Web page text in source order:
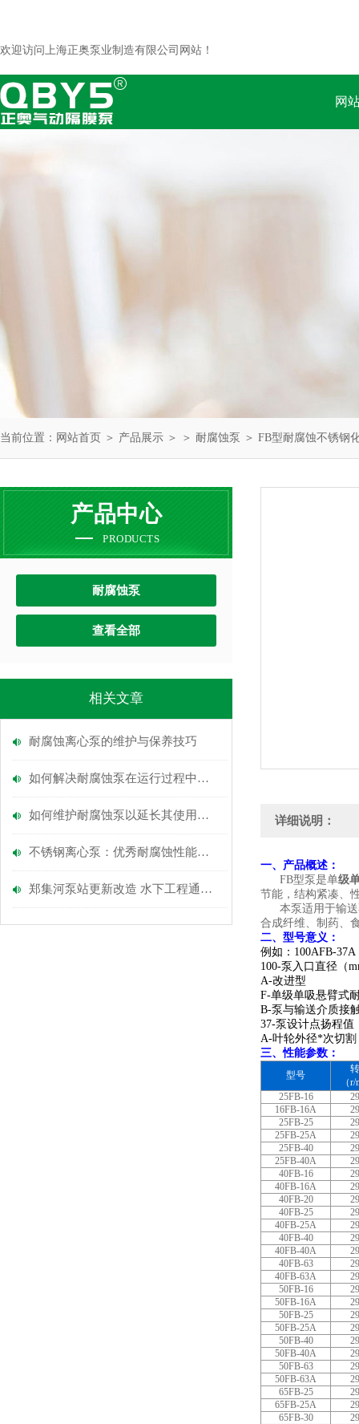
欢迎访问上海正奥泵业制造有限公司网站！
网
当前位置： 网站首页 ＞ 产品展示 ＞ ＞ 耐腐蚀泵 ＞ FB型耐腐蚀不锈钢
产品中心
PRODUCTS
耐腐蚀泵
查看全部
相关文章
耐腐蚀离心泵的维护与保养技巧
如何解决耐腐蚀泵在运行过程中可能出现的问题？
如何维护耐腐蚀泵以延长其使用寿命？
不锈钢离心泵：优秀耐腐蚀性能的选择
郑集河泵站更新改造 水下工程通过验收
详细说明：
一、产品概述：
FB型泵是单级
节能，结构紧凑、
本泵适用于输送
合成纤维、制药、
二、 型号意义：
例如：100AFB-37A
100-泵入口直径（
A-改进型
F-单级单吸悬臂式
B-泵与输送介质接
37-泵设计点扬程值
A-叶轮外径*次切割
三、性能参数：
型号
（
25FB-16
16FB-16A
25FB-25
25FB-25A
25FB-40
25FB-40A
40FB-16
40FB-16A
40FB-20
40FB-25
40FB-25A
40FB-40
40FB-40A
40FB-63
40FB-63A
50FB-16
50FB-16A
50FB-25
50FB-25A
50FB-40
50FB-40A
50FB-63
50FB-63A
65FB-25
65FB-25A
65FB-30